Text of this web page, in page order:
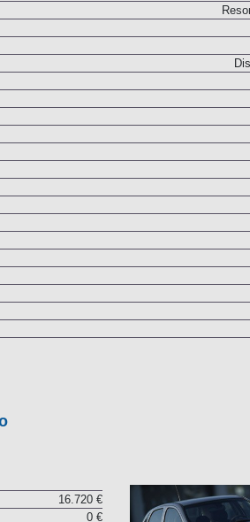
Rueda tirada con
16.720 €